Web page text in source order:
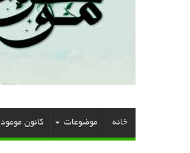
خانه موضوعات کانون موعود